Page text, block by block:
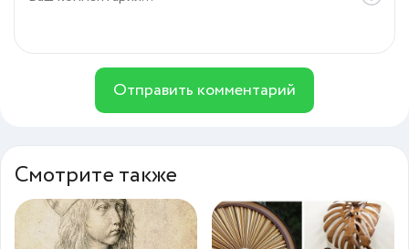
Отправить комментарий
Смотрите также